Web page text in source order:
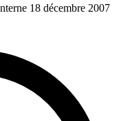
18 décembre 2007